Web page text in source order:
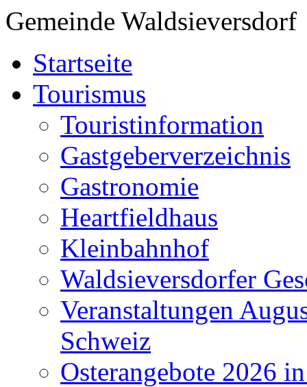
Gemeinde Waldsieversdorf
Startseite
Tourismus
Touristinformation
Gastgeberverzeichnis
Gastronomie
Heartfieldhaus
Kleinbahnhof
Waldsieversdorfer
Veranstaltungen
Schweiz
Osterangebote 2026